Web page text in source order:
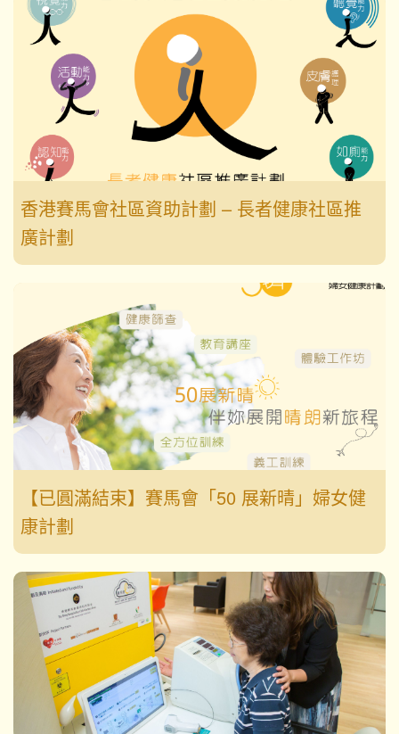
香港賽馬會社區資助計劃 – 長者健康社區推
廣計劃
【已圓滿結束】賽馬會「50 展新晴」婦女健
康計劃